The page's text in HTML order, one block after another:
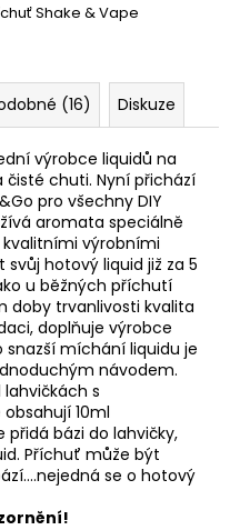
Shake & Vape
(16) Diskuze
výrobce liquidů na
chuti. Nyní přichází
pro všechny DIY
aromata speciálně
výrobními
svůj hotový liquid již za 5
u běžných příchutí
doby trvanlivosti kvalita
doplňuje výrobce
snazší míchání liquidu je
návodem.
s
10ml
bázi do lahvičky,
. Příchuť může být
se o hotový